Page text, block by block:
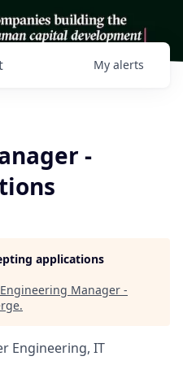
My alerts
-
applications
Engineering Manager -
.
Engineering, IT